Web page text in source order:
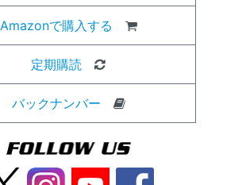
Amazonで購入する
定期購読
バックナンバー